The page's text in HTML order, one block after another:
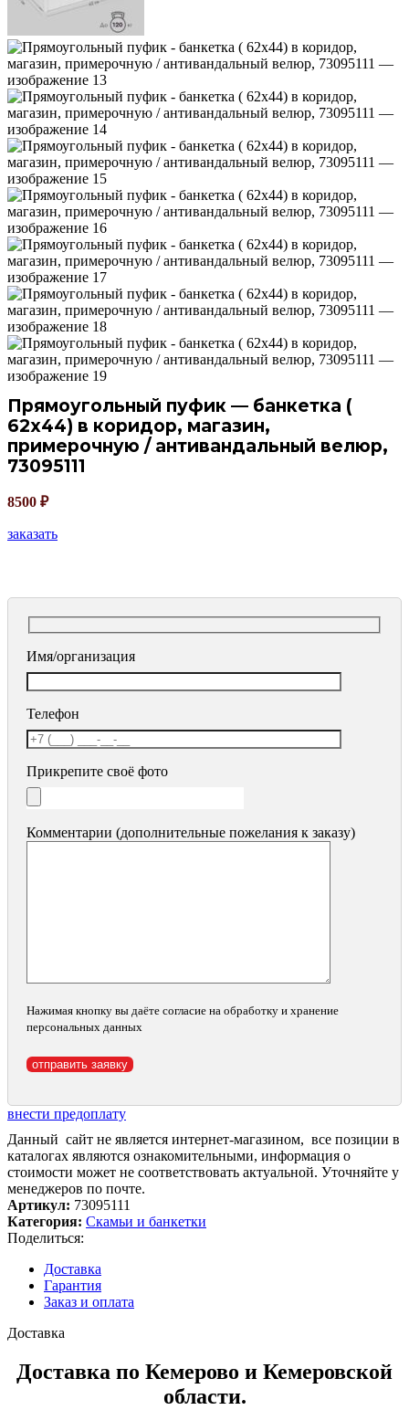
Прямоугольный пуфик — банкетка (
62х44) в коридор, магазин,
примерочную / антивандальный велюр,
73095111
8500 ₽
заказать
Имя/организация
Телефон
Прикрепите своё фото
Комментарии (дополнительные пожелания к заказу)
Нажимая кнопку вы даёте согласие на обработку и хранение
персональных данных
внести предоплату
Данный сайт не является интернет-магазином, все позиции в
каталогах являются ознакомительными, информация о
стоимости может не соответствовать актуальной. Уточняйте у
менеджеров по почте.
Артикул: 73095111
Категория: Скамьи и банкетки
Поделиться:
Доставка
Гарантия
Заказ и оплата
Доставка
Доставка по Кемерово и Кемеровской
области.